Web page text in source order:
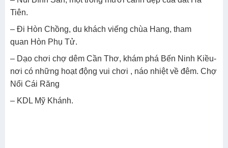
Tiên.
– Đi Hòn Chồng, du khách viếng chùa Hang, tham
quan Hòn Phụ Tử.
– Dạo chơi chợ dêm Cần Thơ, khám phá Bến Ninh Kiều-
nơi có những hoạt động vui chơi , náo nhiệt về đêm. Chợ
Nổi Cái Răng
– KDL Mỹ Khánh.